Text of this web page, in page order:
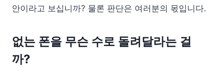
안이라고 보십니까? 물론 판단은 여러분의 몫입니다.
없는 폰을 무슨 수로 돌려달라는 걸
까?